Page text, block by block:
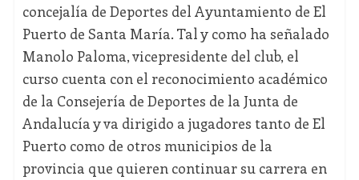
concejalía de Deportes del Ayuntamiento de El
Puerto de Santa María. Tal y como ha señalado
Manolo Paloma, vicepresidente del club, el
curso cuenta con el reconocimiento académico
de la Consejería de Deportes de la Junta de
Andalucía y va dirigido a jugadores tanto de El
Puerto como de otros municipios de la
provincia que quieren continuar su carrera en